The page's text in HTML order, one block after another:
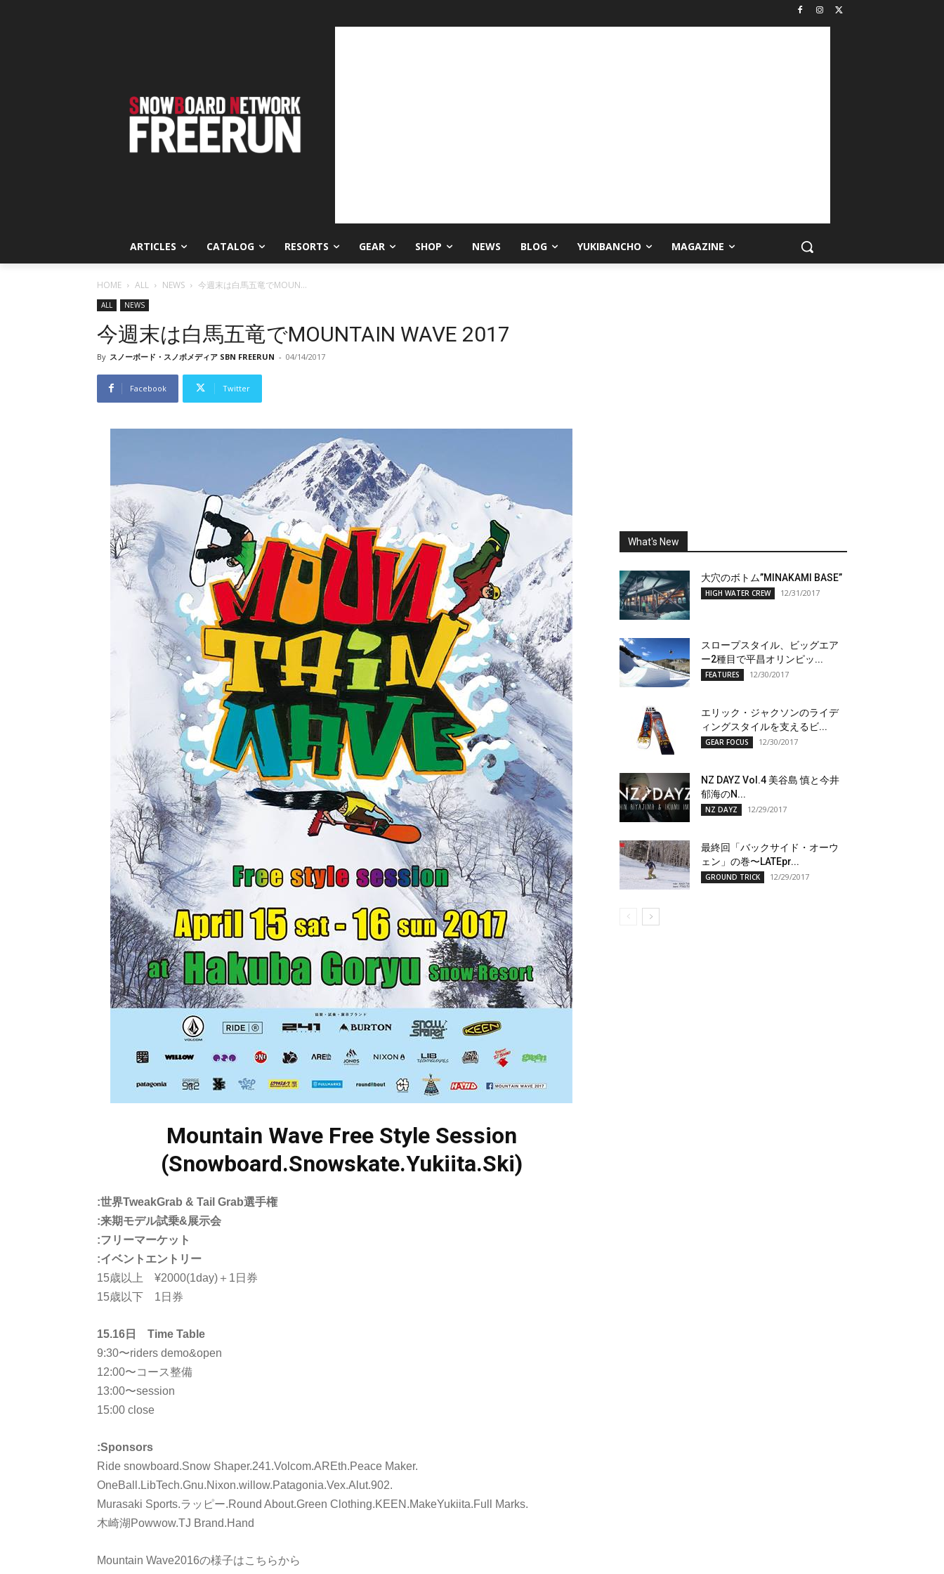
ARTICLES CATALOG RESORTS GEAR SHOP NEWS BLOG YUKIBANCHO MAGAZINE
HOME ALL NEWS 今週末は白馬五竜でMOUN...
ALL NEWS
今週末は白馬五竜でMOUNTAIN WAVE 2017
By スノーボード・スノボメディア SBN FREERUN - 04/14/2017
Facebook Twitter
Mountain Wave Free Style Session
(Snowboard.Snowskate.Yukiita.Ski)
:世界TweakGrab & Tail Grab選手権
:来期モデル試乗&展示会
:フリーマーケット
:イベントエントリー
15歳以上 ¥2000(1day)＋1日券
15歳以下 1日券
15.16日 Time Table
9:30〜riders demo&open
12:00〜コース整備
13:00〜session
15:00 close
:Sponsors
Ride snowboard.Snow Shaper.241.Volcom.AREth.Peace Maker.
OneBall.LibTech.Gnu.Nixon.willow.Patagonia.Vex.Alut.902.
Murasaki Sports.ラッピー.Round About.Green Clothing.KEEN.MakeYukiita.Full Marks.
木崎湖Powwow.TJ Brand.Hand
Mountain Wave2016の様子はこちらから
What's New
大穴のボトム”MINAKAMI BASE”
HIGH WATER CREW 12/31/2017
スロープスタイル、ビッグエア
ー2種目で平昌オリンピッ...
FEATURES 12/30/2017
エリック・ジャクソンのライデ
ィングスタイルを支えるビ...
GEAR FOCUS 12/30/2017
NZ DAYZ Vol.4 美谷島 慎と今井
郁海のN...
NZ DAYZ 12/29/2017
最終回「バックサイド・オーウ
ェン」の巻〜LATEpr...
GROUND TRICK 12/29/2017